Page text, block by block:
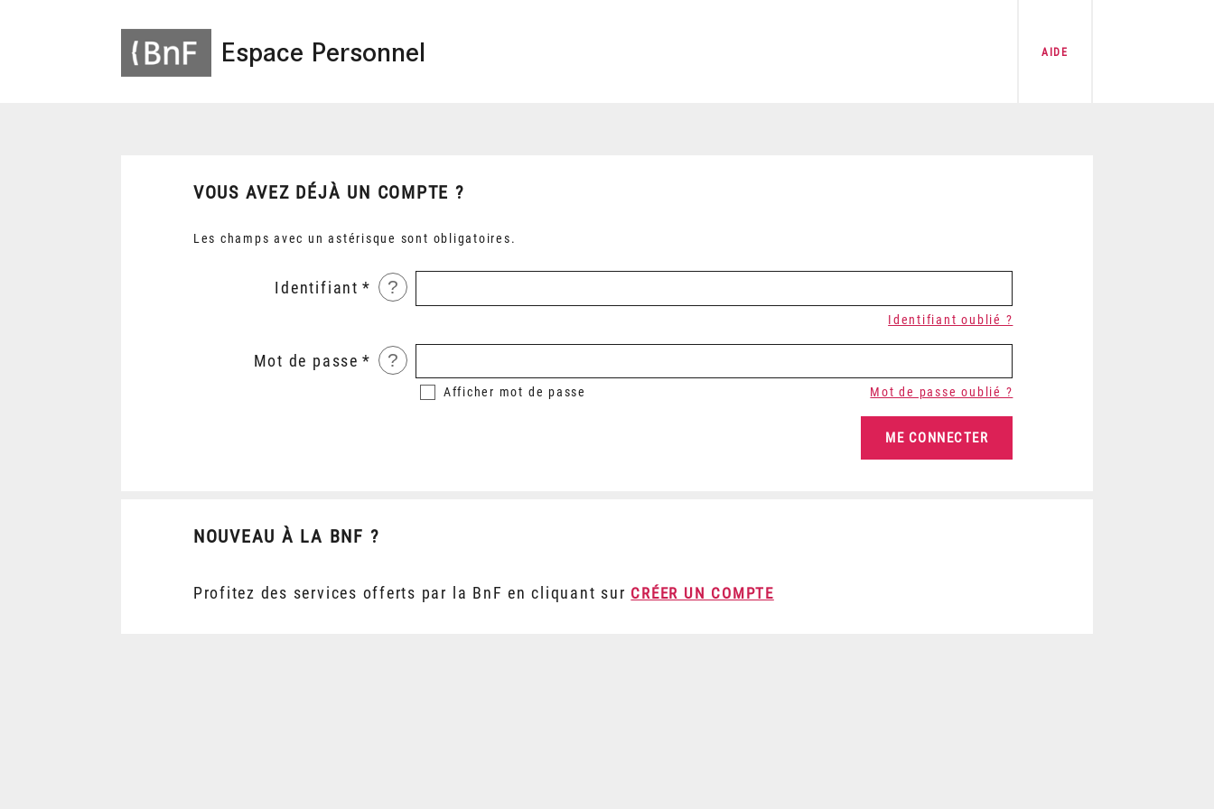
Espace Personnel AIDE
VOUS AVEZ DÉJÀ UN COMPTE ?
Les champs avec un astérisque sont obligatoires.
Identifiant ?
Identifiant oublié ?
Mot de passe ?
Afficher mot de passe Mot de passe oublié ?
NOUVEAU À LA BNF ?
Profitez des services offerts par la BnF en cliquant sur CRÉER UN COMPTE